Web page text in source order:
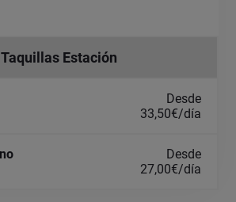
Taquillas Estación
Desde
33,50€/día
Desde
27,00€/día